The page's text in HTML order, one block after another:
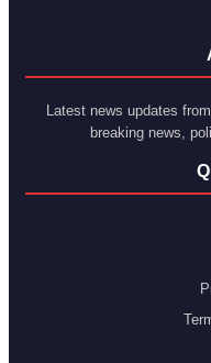
Latest news updates
breaking news,